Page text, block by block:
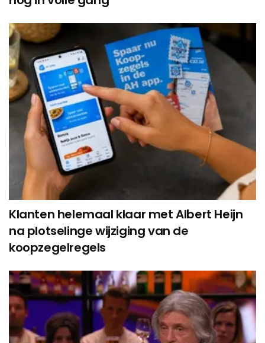
Klanten helemaal klaar met Albert Heijn
na plotselinge wijziging van de
koopzegelregels